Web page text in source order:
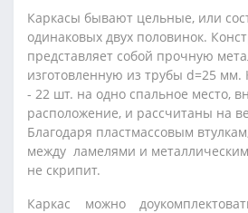
Каркасы бывают цельные, или
одинаковых двух половинок.
представляет собой прочную
изготовленную из трубы d=25 мм.
- 22 шт. на одно спальное место,
расположение, и рассчитаны на
Благодаря пластмассовым
между ламелями и
не скрипит.
Каркас можно